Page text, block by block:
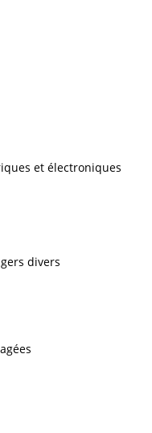
et électroniques
divers